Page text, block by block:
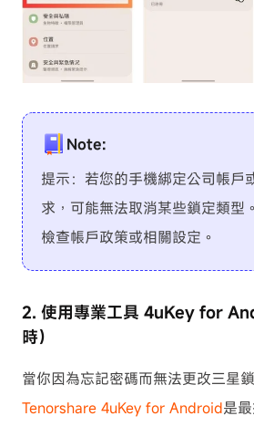
Note:
提示：若您的手機綁定公司帳戶
求，可能無法取消某些鎖定類型
檢查帳戶政策或相關設定。
2. 使用專業工具 4uKey for
時）
當你因為忘記密碼而無法更改三星
Tenorshare 4uKey for Android是